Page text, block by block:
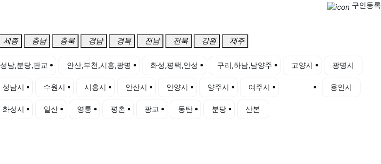
구인등록
세종 충남 충북 경남 경북 전남 전북 강원 제주
성남,분당,판교 안산,부천,시흥,광명 화성,평택,안성 구리,하남,남양주 고양시 광명시
성남시 수원시 시흥시 안산시 안양시 양주시 여주시 용인시
화성시 일산 영통 평촌 광교 동탄 분당
산본